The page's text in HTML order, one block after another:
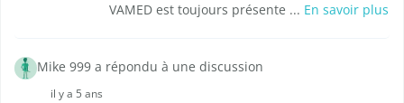
VAMED est toujours présente ... En savoir plus
Mike 999 a répondu à une discussion
il y a 5 ans